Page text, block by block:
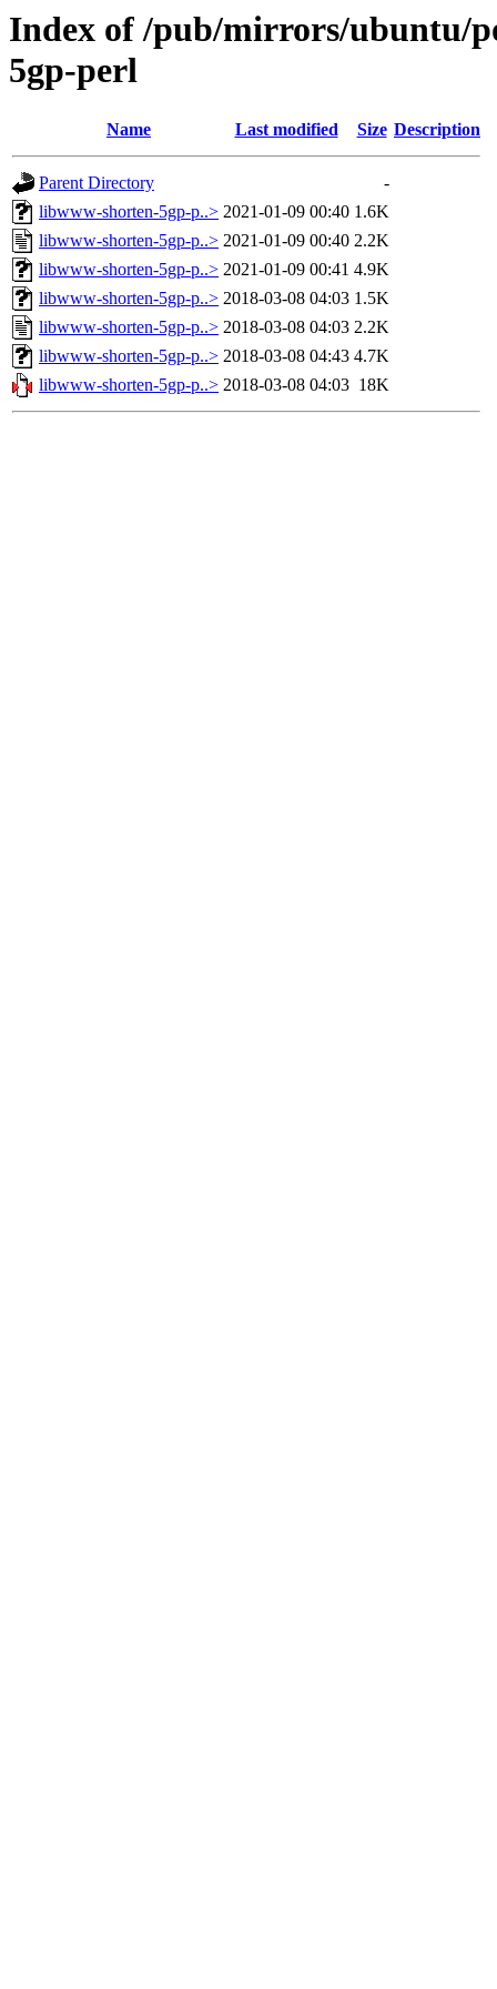
Index of /pub/mirrors/ubuntu/
5gp-perl
Name Last modified Size Description
Parent Directory
-
libwww-shorten-5gp-p..> 2021-01-09 00:40 1.6K
libwww-shorten-5gp-p..> 2021-01-09 00:40 2.2K
libwww-shorten-5gp-p..> 2021-01-09 00:41 4.9K
libwww-shorten-5gp-p..> 2018-03-08 04:03 1.5K
libwww-shorten-5gp-p..> 2018-03-08 04:03 2.2K
libwww-shorten-5gp-p..> 2018-03-08 04:43 4.7K
libwww-shorten-5gp-p..> 2018-03-08 04:03 18K